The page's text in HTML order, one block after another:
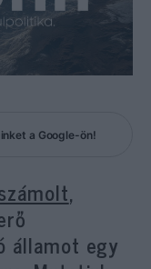
a Google-ön!
,
államot egy